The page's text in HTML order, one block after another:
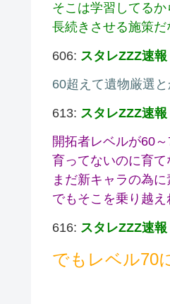
そこは学習してる
長続きさせる施策だ
606: スタレZZZ速報
60超えて遺物厳選
613: スタレZZZ速報
開拓者レベルが60
育ってないのに育て
まだ新キャラの為
でもそこを乗り越え
616: スタレZZZ速報
でもレベル70